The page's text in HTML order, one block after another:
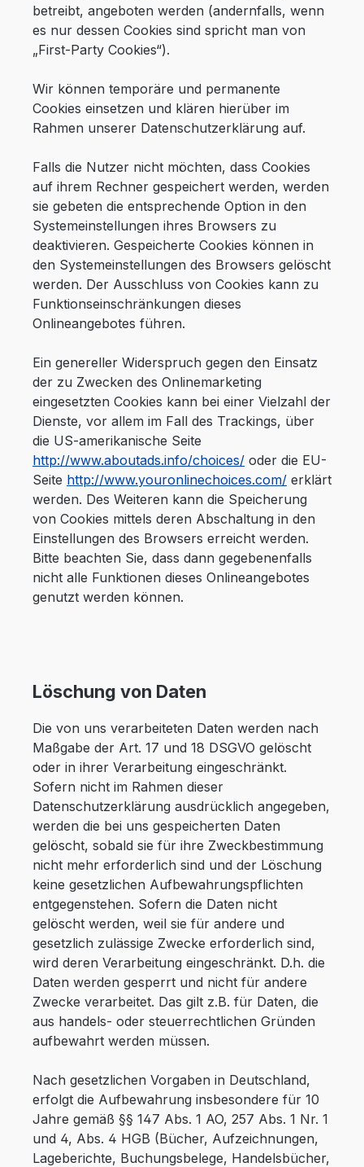
betreibt, angeboten werden (andernfalls, wenn
es nur dessen Cookies sind spricht man von
„First-Party Cookies“).
Wir können temporäre und permanente
Cookies einsetzen und klären hierüber im
Rahmen unserer Datenschutzerklärung auf.
Falls die Nutzer nicht möchten, dass Cookies
auf ihrem Rechner gespeichert werden, werden
sie gebeten die entsprechende Option in den
Systemeinstellungen ihres Browsers zu
deaktivieren. Gespeicherte Cookies können in
den Systemeinstellungen des Browsers gelöscht
werden. Der Ausschluss von Cookies kann zu
Funktionseinschränkungen dieses
Onlineangebotes führen.
Ein genereller Widerspruch gegen den Einsatz
der zu Zwecken des Onlinemarketing
eingesetzten Cookies kann bei einer Vielzahl der
Dienste, vor allem im Fall des Trackings, über
die US-amerikanische Seite
http://www.aboutads.info/choices/ oder die EU-
Seite http://www.youronlinechoices.com/ erklärt
werden. Des Weiteren kann die Speicherung
von Cookies mittels deren Abschaltung in den
Einstellungen des Browsers erreicht werden.
Bitte beachten Sie, dass dann gegebenenfalls
nicht alle Funktionen dieses Onlineangebotes
genutzt werden können.
Löschung von Daten
Die von uns verarbeiteten Daten werden nach
Maßgabe der Art. 17 und 18 DSGVO gelöscht
oder in ihrer Verarbeitung eingeschränkt.
Sofern nicht im Rahmen dieser
Datenschutzerklärung ausdrücklich angegeben,
werden die bei uns gespeicherten Daten
gelöscht, sobald sie für ihre Zweckbestimmung
nicht mehr erforderlich sind und der Löschung
keine gesetzlichen Aufbewahrungspflichten
entgegenstehen. Sofern die Daten nicht
gelöscht werden, weil sie für andere und
gesetzlich zulässige Zwecke erforderlich sind,
wird deren Verarbeitung eingeschränkt. D.h. die
Daten werden gesperrt und nicht für andere
Zwecke verarbeitet. Das gilt z.B. für Daten, die
aus handels- oder steuerrechtlichen Gründen
aufbewahrt werden müssen.
Nach gesetzlichen Vorgaben in Deutschland,
erfolgt die Aufbewahrung insbesondere für 10
Jahre gemäß §§ 147 Abs. 1 AO, 257 Abs. 1 Nr. 1
und 4, Abs. 4 HGB (Bücher, Aufzeichnungen,
Lageberichte, Buchungsbelege, Handelsbücher,